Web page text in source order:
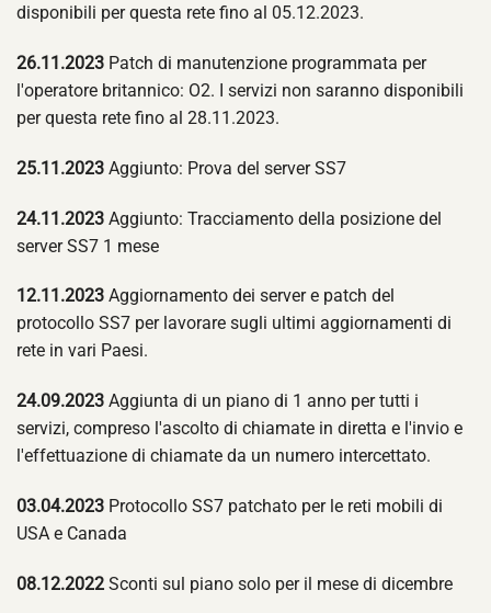
disponibili per questa rete fino al 05.12.2023.
26.11.2023 Patch di manutenzione programmata per
l'operatore britannico: O2. I servizi non saranno disponibili
per questa rete fino al 28.11.2023.
25.11.2023 Aggiunto: Prova del server SS7
24.11.2023 Aggiunto: Tracciamento della posizione del
server SS7 1 mese
12.11.2023 Aggiornamento dei server e patch del
protocollo SS7 per lavorare sugli ultimi aggiornamenti di
rete in vari Paesi.
24.09.2023 Aggiunta di un piano di 1 anno per tutti i
servizi, compreso l'ascolto di chiamate in diretta e l'invio e
l'effettuazione di chiamate da un numero intercettato.
03.04.2023 Protocollo SS7 patchato per le reti mobili di
USA e Canada
08.12.2022 Sconti sul piano solo per il mese di dicembre